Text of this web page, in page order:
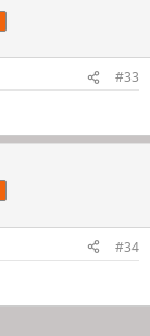
#33
#34